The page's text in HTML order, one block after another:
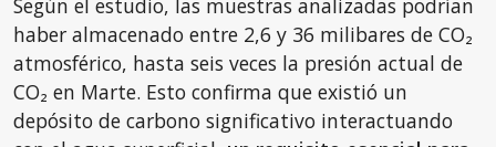
haber almacenado entre 2,6 y 36 milibares de CO₂
atmosférico, hasta seis veces la presión actual de
CO₂ en Marte. Esto confirma que existió un
depósito de carbono significativo interactuando